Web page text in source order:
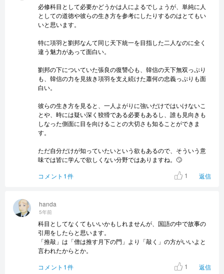
handa
5年前
科目としてなくてもいいかもしれませんが、国語の中で故事の
引用をしたらと思います。
「推敲」は「僧は推す月下の門」より「敲く」の方がいいよと
言われたからとか。
コメント1件
1 返信
必修科目として必要かどうかは人によるでしょうが、単純に人
としての道徳や彼らの生き方を参考にしたりするのはとてもい
いと思います。
特に項羽と劉邦なんて同じ天下統一を目指した二人なのに全く
違う魅力があって面白い。
劉邦の下についていた張良の復讐心も、韓信の天下無双っぷり
も、韓信の力を見抜き項羽を支え続けた蕭何の忠義っぷりも面
白い。
彼らの生き方を見ると、一人よがりに強いだけではいけないこ
とや、時には疑い深く狡猾である必要もあるし、誰も見向きも
しなった側面に目を向けることの大切さも知ることができま
す。
ただ自分だけが知っていたいという欲もあるので、そういう意
味では皆に学んで欲しくない分野ではありますね。🙄
コメント1件
1 返信